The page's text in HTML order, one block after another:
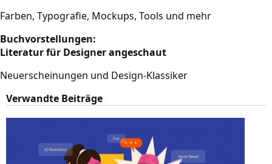
Farben, Typografie, Mockups, Tools und mehr
Buchvorstellungen:
Literatur für Designer angeschaut
Neuerscheinungen und Design-Klassiker
Verwandte Beiträge